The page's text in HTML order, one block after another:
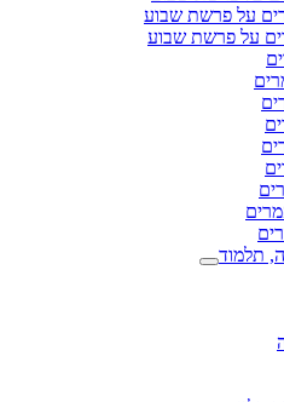
על פרשת שבוע
על פרשת שבוע
תלמוד